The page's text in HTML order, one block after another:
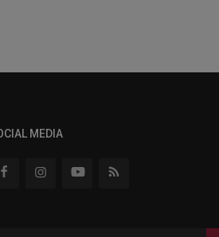
MEDIA